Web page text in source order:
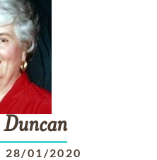
Duncan
28/01/2020